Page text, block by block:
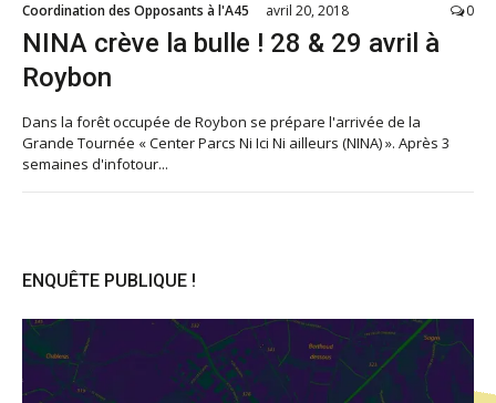
Coordination des Opposants à l'A45 avril 20, 2018 0
NINA crève la bulle ! 28 & 29 avril à
Roybon
Dans la forêt occupée de Roybon se prépare l'arrivée de la
Grande Tournée « Center Parcs Ni Ici Ni ailleurs (NINA) ». Après 3
semaines d'infotour...
ENQUÊTE PUBLIQUE !